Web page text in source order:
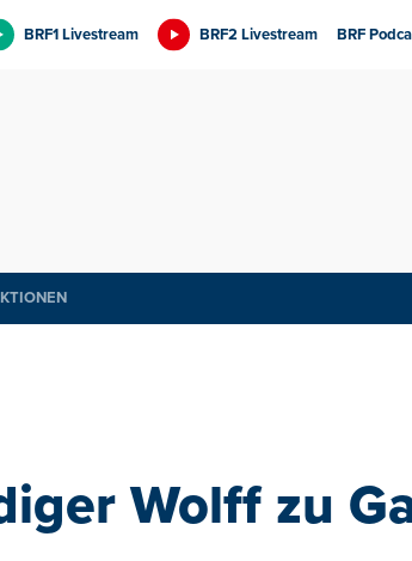
BRF1 Livestream BRF2 Livestream BRF
Wolff zu